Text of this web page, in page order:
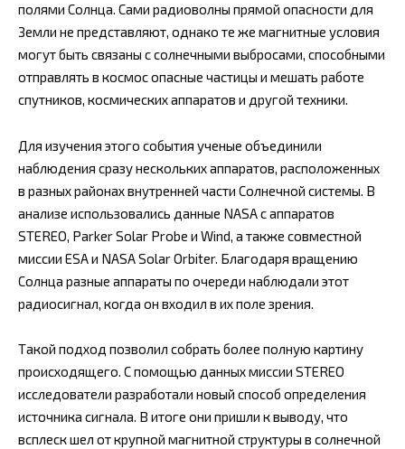
полями Солнца. Сами радиоволны прямой опасности для
Земли не представляют, однако те же магнитные условия
могут быть связаны с солнечными выбросами, способными
отправлять в космос опасные частицы и мешать работе
спутников, космических аппаратов и другой техники.
Для изучения этого события ученые объединили
наблюдения сразу нескольких аппаратов, расположенных
в разных районах внутренней части Солнечной системы. В
анализе использовались данные NASA с аппаратов
STEREO, Parker Solar Probe и Wind, а также совместной
миссии ESA и NASA Solar Orbiter. Благодаря вращению
Солнца разные аппараты по очереди наблюдали этот
радиосигнал, когда он входил в их поле зрения.
Такой подход позволил собрать более полную картину
происходящего. С помощью данных миссии STEREO
исследователи разработали новый способ определения
источника сигнала. В итоге они пришли к выводу, что
всплеск шел от крупной магнитной структуры в солнечной